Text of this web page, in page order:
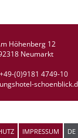
Höhenberg 12
Neumarkt
+49-(0)9181 4749-10
IMPRESSUM DE